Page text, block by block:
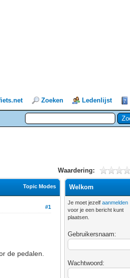
Zoeken Ledenlijst
Waardering:
Topic Modes
#1
de pedalen.
Welkom
Je moet jezelfaanmelden
voor je een bericht kunt
plaatsen.
Gebruikersnaam:
Wachtwoord: